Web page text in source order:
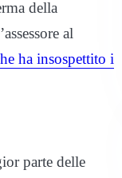
della
al
ha insospettito i
parte delle